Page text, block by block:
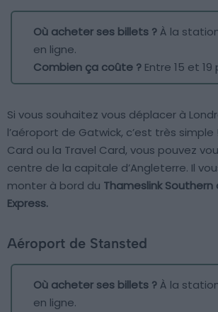
Où acheter ses billets ?À la
en ligne.
Combien ça coûte ? Entre 15 et 19
Si vous souhaitez vous déplacer à
l’aéroport de Gatwick, c’est très
Card ou la Travel Card, vous pouvez
centre de la capitale d’Angleterre. Il
monter à bord du Thameslink
Express.
Aéroport de Stansted
Où acheter ses billets ?À la
en ligne.